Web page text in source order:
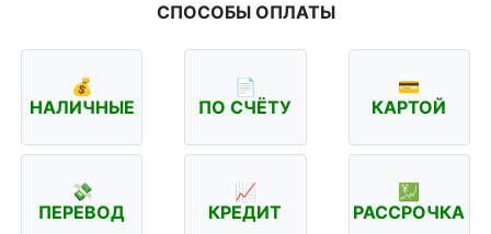
СПОСОБЫ ОПЛАТЫ
💰
НАЛИЧНЫЕ
📄
ПО СЧЁТУ
💳
КАРТОЙ
💸
ПЕРЕВОД
📈
КРЕДИТ
💹
РАССРОЧКА